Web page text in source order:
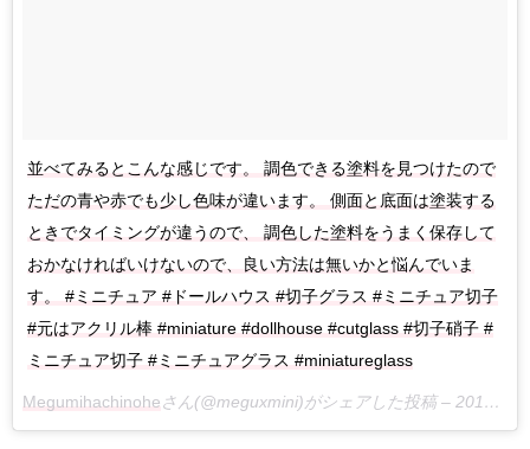
並べてみるとこんな感じです。 調色できる塗料を見つけたので
ただの青や赤でも少し色味が違います。 側面と底面は塗装する
ときでタイミングが違うので、 調色した塗料をうまく保存して
おかなければいけないので、良い方法は無いかと悩んでいま
す。 #ミニチュア #ドールハウス #切子グラス #ミニチュア切子
#元はアクリル棒 #miniature #dollhouse #cutglass #切子硝子 #
ミニチュア切子 #ミニチュアグラス #miniatureglass
Megumihachinoheさん(@meguxmini)がシェアした投稿 – 2018年 5月月2日午後7時47分PDT